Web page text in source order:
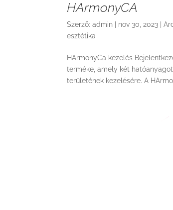
HArmonyCA
Szerző:admin nov 30, 2023 |
esztétika
HArmonyCa kezelés
terméke, amely két
területének kezelésére. A